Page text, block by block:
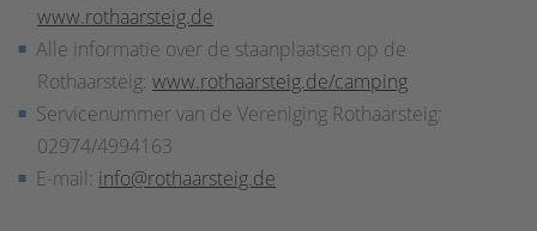
www.rothaarsteig.de
Alle informatie over de staanplaatsen op de
Rothaarsteig: www.rothaarsteig.de/camping
Servicenummer van de Vereniging Rothaarsteig:
02974/4994163
E-mail: info@rothaarsteig.de